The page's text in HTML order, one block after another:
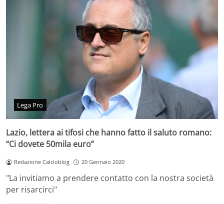
Lega Pro
Lazio, lettera ai tifosi che hanno fatto il saluto romano:
“Ci dovete 50mila euro”
Redazione Calcioblog 20 Gennaio 2020
"La invitiamo a prendere contatto con la nostra società
per risarcirci"